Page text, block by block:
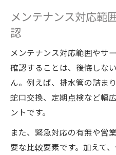
メンテナンス対応範
認
メンテナンス対応範囲やサ
確認することは、後悔しな
ん。例えば、排水管の詰ま
蛇口交換、定期点検など幅
ントです。
また、緊急対応の有無や営
要な比較要素です。加えて